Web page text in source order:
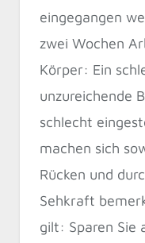
eingegangen
zwei Wochen
Körper: Ein
unzureichende
schlecht
machen sich
Rücken und
Sehkraft
gilt: Sparen Sie